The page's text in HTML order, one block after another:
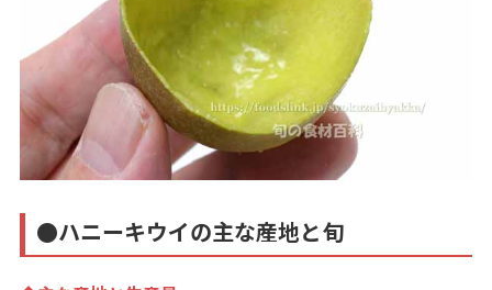
●ハニーキウイの主な産地と旬